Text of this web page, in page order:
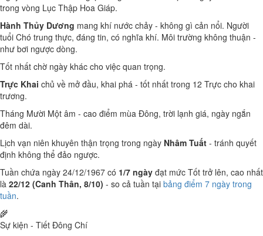
trong vòng Lục Thập Hoa Giáp.
Hành Thủy Dương mang khí nước chảy - không gì cản nổi. Người
tuổi Chó trung thực, đáng tin, có nghĩa khí. Môi trường không thuận -
như bơi ngược dòng.
Tốt nhất chờ ngày khác cho việc quan trọng.
Trực Khai chủ về mở đầu, khai phá - tốt nhất trong 12 Trực cho khai
trương.
Tháng Mười Một âm - cao điểm mùa Đông, trời lạnh giá, ngày ngắn
đêm dài.
Lịch vạn niên khuyên thận trọng trong ngày Nhâm Tuất - tránh quyết
định không thể đảo ngược.
Tuần chứa ngày 24/12/1967 có 1/7 ngày đạt mức Tốt trở lên, cao nhất
là 22/12 (Canh Thân, 8/10) - so cả tuần tại bảng điểm 7 ngày trong
tuần.
🌾
Sự kiện - Tiết Đông Chí